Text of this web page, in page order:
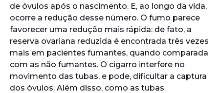
de óvulos após o nascimento. E, ao longo da vida,
ocorre a redução desse número. O fumo parece
favorecer uma redução mais rápida: de fato, a
reserva ovariana reduzida é encontrada três vezes
mais em pacientes fumantes, quando comparada
com as não fumantes. O cigarro interfere no
movimento das tubas, e pode, dificultar a captura
dos óvulos. Além disso, como as tubas